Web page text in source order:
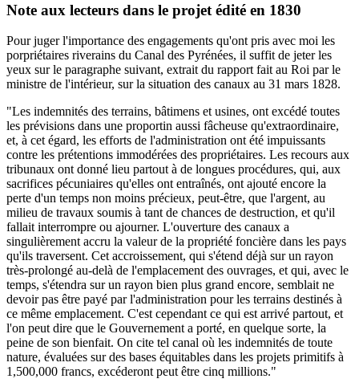
Note aux lecteurs dans le projet édité en 1830
Pour juger l'importance des engagements qu'ont pris avec moi les
porpriétaires riverains du Canal des Pyrénées, il suffit de jeter les
yeux sur le paragraphe suivant, extrait du rapport fait au Roi par le
ministre de l'intérieur, sur la situation des canaux au 31 mars 1828.
"Les indemnités des terrains, bâtimens et usines, ont excédé toutes
les prévisions dans une proportin aussi fâcheuse qu'extraordinaire,
et, à cet égard, les efforts de l'administration ont été impuissants
contre les prétentions immodérées des propriétaires. Les recours aux
tribunaux ont donné lieu partout à de longues procédures, qui, aux
sacrifices pécuniaires qu'elles ont entraînés, ont ajouté encore la
perte d'un temps non moins précieux, peut-être, que l'argent, au
milieu de travaux soumis à tant de chances de destruction, et qu'il
fallait interrompre ou ajourner. L'ouverture des canaux a
singulièrement accru la valeur de la propriété foncière dans les pays
qu'ils traversent. Cet accroissement, qui s'étend déjà sur un rayon
très-prolongé au-delà de l'emplacement des ouvrages, et qui, avec le
temps, s'étendra sur un rayon bien plus grand encore, semblait ne
devoir pas être payé par l'administration pour les terrains destinés à
ce même emplacement. C'est cependant ce qui est arrivé partout, et
l'on peut dire que le Gouvernement a porté, en quelque sorte, la
peine de son bienfait. On cite tel canal où les indemnités de toute
nature, évaluées sur des bases équitables dans les projets primitifs à
1,500,000 francs, excéderont peut être cinq millions."